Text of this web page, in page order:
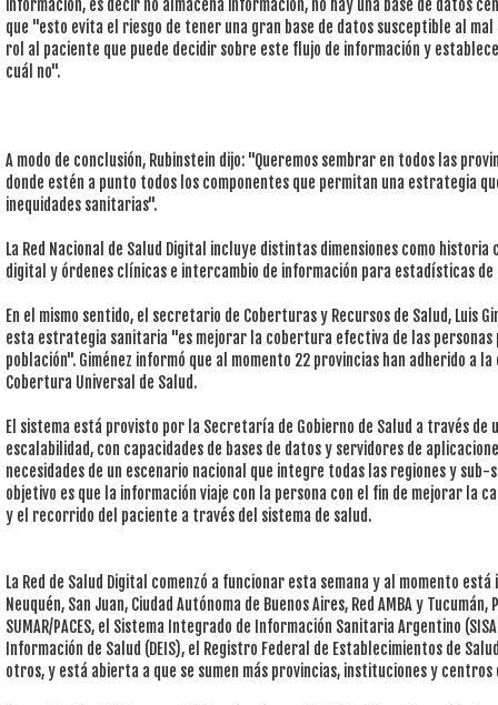
información, es decir no almacena información, no hay una base de datos
que "esto evita el riesgo de tener una gran base de datos susceptible al mal
rol al paciente que puede decidir sobre este flujo de información y
cuál no".
A modo de conclusión, Rubinstein dijo: "Queremos sembrar en todos las
donde estén a punto todos los componentes que permitan una estrategia
inequidades sanitarias".
La Red Nacional de Salud Digital incluye distintas dimensiones como
digital y órdenes clínicas e intercambio de información para estadísticas
En el mismo sentido, el secretario de Coberturas y Recursos de Salud, Luis
esta estrategia sanitaria "es mejorar la cobertura efectiva de las personas
población". Giménez informó que al momento 22 provincias han adherido a
Cobertura Universal de Salud.
El sistema está provisto por la Secretaría de Gobierno de Salud a través
escalabilidad, con capacidades de bases de datos y servidores de
necesidades de un escenario nacional que integre todas las regiones y sub-
objetivo es que la información viaje con la persona con el fin de mejorar la
y el recorrido del paciente a través del sistema de salud.
La Red de Salud Digital comenzó a funcionar esta semana y al momento
Neuquén, San Juan, Ciudad Autónoma de Buenos Aires, Red AMBA y
SUMAR/PACES, el Sistema Integrado de Información Sanitaria Argentino
Información de Salud (DEIS), el Registro Federal de Establecimientos de
otros, y está abierta a que se sumen más provincias, instituciones y centros